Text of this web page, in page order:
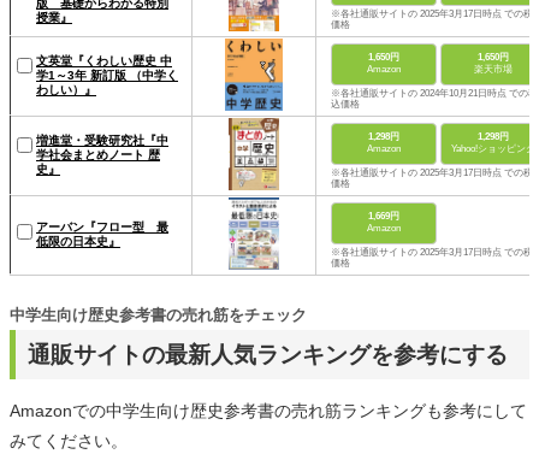
版 基礎からわかる特別
授業』
※各社通販サイトの 2025年3月17日時点 での税
価格
文英堂『くわしい歴史 中
学1～3年 新訂版 （中学く
わしい）』
1,650円
Amazon
1,650円
楽天市場
※各社通販サイトの 2024年10月21日時点 での税
込価格
増進堂・受験研究社『中
学社会まとめノート 歴
史』
1,298円
Amazon
1,298円
Yahoo!ショッピング
※各社通販サイトの 2025年3月17日時点 での税
価格
アーバン『フロー型 最
低限の日本史』
1,669円
Amazon
※各社通販サイトの 2025年3月17日時点 での税
価格
通販サイトの最新人気ランキングを参考にする
中学生向け歴史参考書の売れ筋をチェック
Amazonでの中学生向け歴史参考書の売れ筋ランキングも参考にして
みてください。